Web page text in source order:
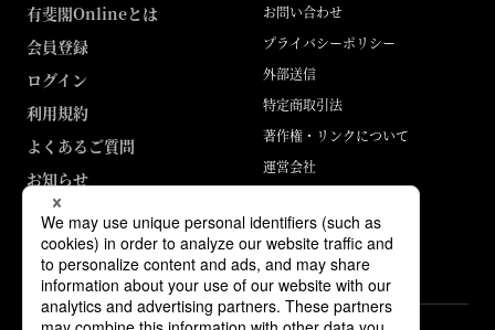
有斐閣Onlineとは
会員登録
ログイン
利用規約
よくあるご質問
お知らせ
お問い合わせ
プライバシーポリシー
外部送信
特定商取引法
著作権・リンクについて
運営会社